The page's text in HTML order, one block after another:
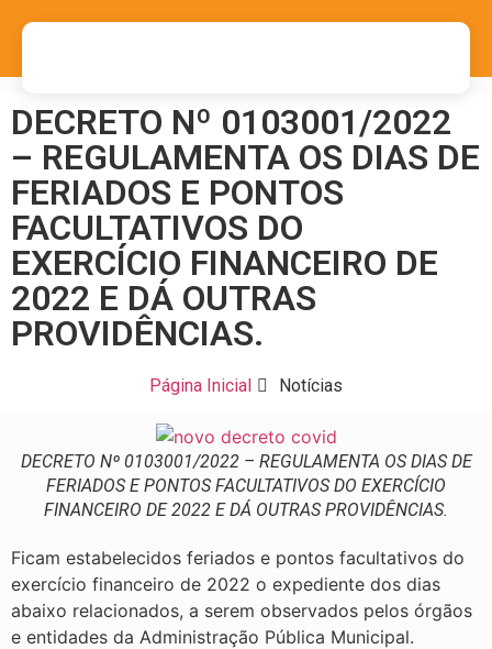
DECRETO Nº 0103001/2022
– REGULAMENTA OS DIAS DE
FERIADOS E PONTOS
FACULTATIVOS DO
EXERCÍCIO FINANCEIRO DE
2022 E DÁ OUTRAS
PROVIDÊNCIAS.
Página Inicial Notícias
DECRETO Nº 0103001/2022 – REGULAMENTA OS DIAS DE
FERIADOS E PONTOS FACULTATIVOS DO EXERCÍCIO
FINANCEIRO DE 2022 E DÁ OUTRAS PROVIDÊNCIAS.
Ficam estabelecidos feriados e pontos facultativos do
exercício financeiro de 2022 o expediente dos dias
abaixo relacionados, a serem observados pelos órgãos
e entidades da Administração Pública Municipal.